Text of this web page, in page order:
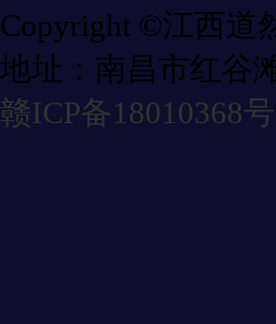
Copyright ©江西道
地址：南昌市红谷
赣ICP备18010368号